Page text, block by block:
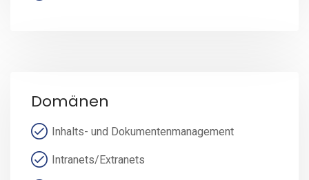
Domänen
Inhalts- und Dokumentenmanagement
Intranets/Extranets